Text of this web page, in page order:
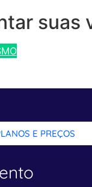
suas
E PREÇOS